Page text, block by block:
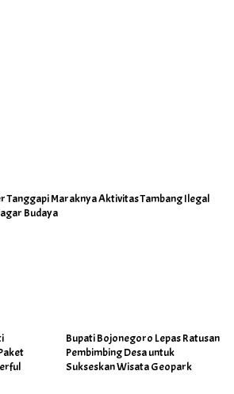
Tanggapi Maraknya Aktivitas Tambang Ilegal
Budaya
Bupati Bojonegoro Lepas Ratusan
Pembimbing Desa untuk
Sukseskan Wisata Geopark